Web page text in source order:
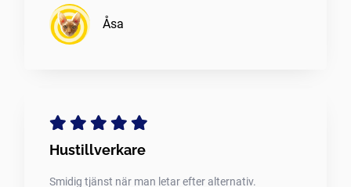
Åsa
Hustillverkare
Smidig tjänst när man letar efter alternativ.